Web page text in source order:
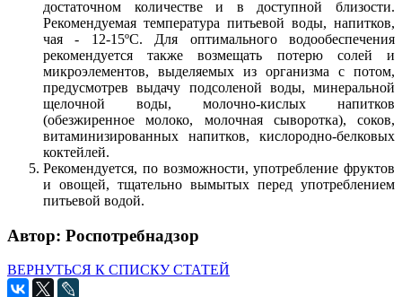
достаточном количестве и в доступной близости.
Рекомендуемая температура питьевой воды, напитков,
чая - 12-15ºС. Для оптимального водообеспечения
рекомендуется также возмещать потерю солей и
микроэлементов, выделяемых из организма с потом,
предусмотрев выдачу подсоленой воды, минеральной
щелочной воды, молочно-кислых напитков
(обезжиренное молоко, молочная сыворотка), соков,
витаминизированных напитков, кислородно-белковых
коктейлей.
Рекомендуется, по возможности, употребление фруктов
и овощей, тщательно вымытых перед употреблением
питьевой водой.
Автор: Роспотребнадзор
ВЕРНУТЬСЯ К СПИСКУ СТАТЕЙ